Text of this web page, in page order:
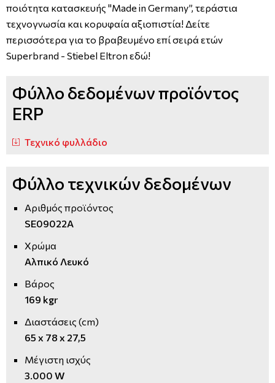
ποιότητα κατασκευής "Made in Germany”, τεράστια
τεχνογνωσία και κορυφαία αξιοπιστία! Δείτε
περισσότερα για το βραβευμένο επί σειρά ετών
Superbrand - Stiebel Eltron εδώ!
Φύλλο δεδομένων προϊόντος
ERP
Τεχνικό φυλλάδιο
Φύλλο τεχνικών δεδομένων
Αριθμός προϊόντος
SE09022A
Χρώμα
Αλπικό Λευκό
Βάρος
169 kgr
Διαστάσεις (cm)
65 x 78 x 27,5
Μέγιστη ισχύς
3.000 W